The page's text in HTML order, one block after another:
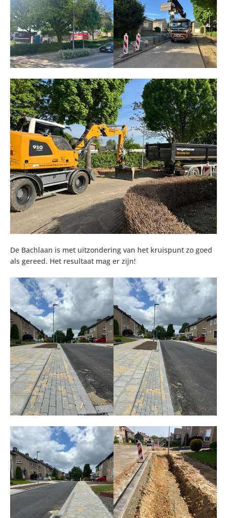
De Bachlaan is met uitzondering van het kruispunt zo goed
als gereed. Het resultaat mag er zijn!